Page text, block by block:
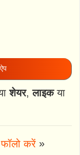
शेयर,लाइकया
करें»